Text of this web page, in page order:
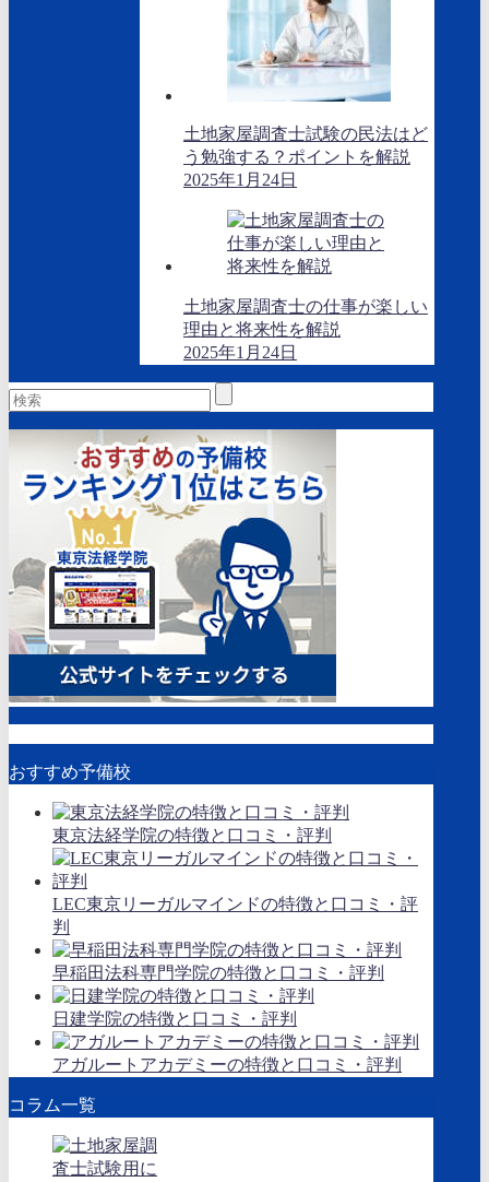
土地家屋調査士試験の民法はど
う勉強する？ポイントを解説
2025年1月24日
土地家屋調査士の仕事が楽しい
理由と将来性を解説
2025年1月24日
おすすめ予備校
東京法経学院の特徴と口コミ・評判
LEC東京リーガルマインドの特徴と口コミ・評
判
早稲田法科専門学院の特徴と口コミ・評判
日建学院の特徴と口コミ・評判
アガルートアカデミーの特徴と口コミ・評判
コラム一覧